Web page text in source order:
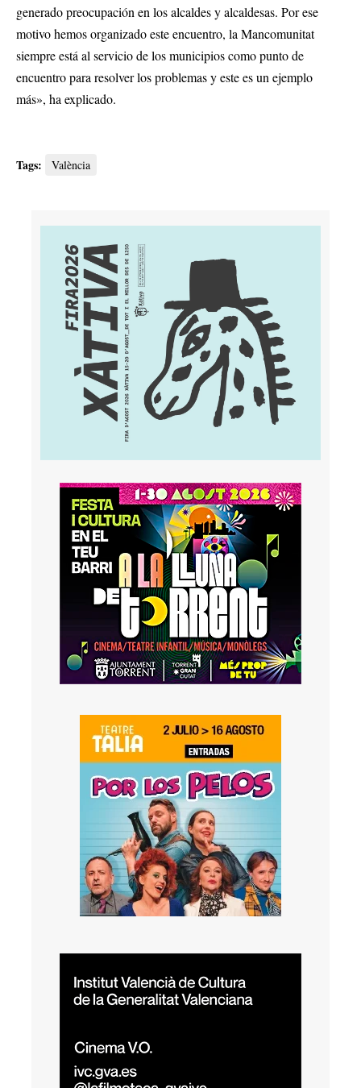
generado preocupación en los alcaldes y alcaldesas. Por ese
motivo hemos organizado este encuentro, la Mancomunitat
siempre está al servicio de los municipios como punto de
encuentro para resolver los problemas y este es un ejemplo
más», ha explicado.
Tags: València